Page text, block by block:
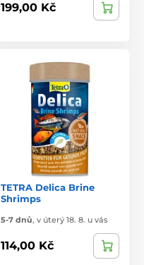
199,00 Kč
TETRA Delica Brine
Shrimps
5-7 dnů, v úterý 18. 8. u vás
114,00 Kč